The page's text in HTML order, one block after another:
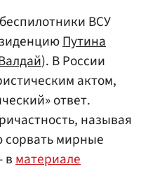
ВСУ
Путина
). В России
актом,
ответ.
называя
мирные
вматериале